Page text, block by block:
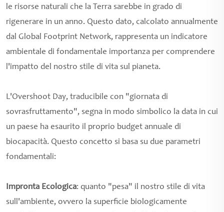
le risorse naturali che la Terra sarebbe in grado di
rigenerare in un anno. Questo dato, calcolato annualmente
dal Global Footprint Network, rappresenta un indicatore
ambientale di fondamentale importanza per comprendere
l'impatto del nostro stile di vita sul pianeta.
L'Overshoot Day, traducibile con "giornata di
sovrasfruttamento", segna in modo simbolico la data in cui
un paese ha esaurito il proprio budget annuale di
biocapacità. Questo concetto si basa su due parametri
fondamentali:
Impronta Ecologica: quanto "pesa" il nostro stile di vita
sull'ambiente, ovvero la superficie biologicamente